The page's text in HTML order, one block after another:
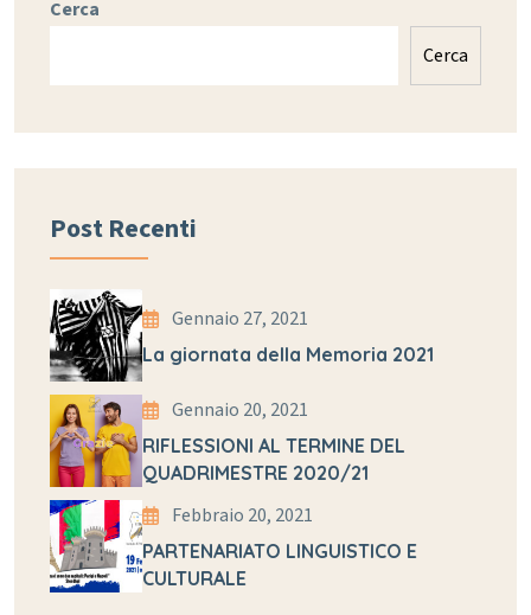
Cerca
Cerca
Post Recenti
Gennaio 27, 2021
La giornata della Memoria 2021
Gennaio 20, 2021
RIFLESSIONI AL TERMINE DEL
QUADRIMESTRE 2020/21
Febbraio 20, 2021
PARTENARIATO LINGUISTICO E
CULTURALE